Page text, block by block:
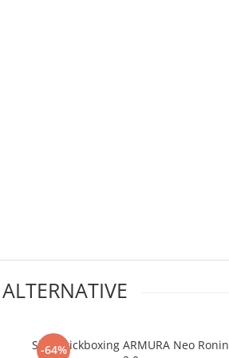
-64%
Short kickboxing ARMURA Neo Ronin